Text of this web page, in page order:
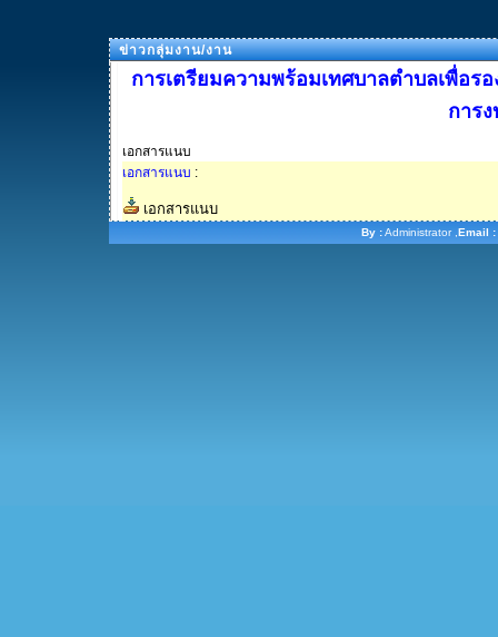
ข่าวกลุ่มงาน/งาน
การเตรียมความพร้อมเทศบาลตำบลเพื่อ
การ
เอกสารแนบ
เอกสารแนบ :
เอกสารแนบ
By :Administrator , Email :